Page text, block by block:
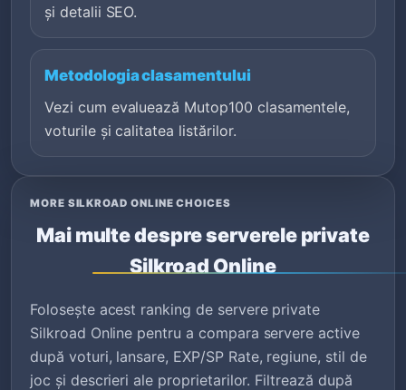
și detalii SEO.
Metodologia clasamentului
Vezi cum evaluează Mutop100 clasamentele,
voturile și calitatea listărilor.
MORE SILKROAD ONLINE CHOICES
Mai multe despre serverele private
Silkroad Online
Folosește acest ranking de servere private
Silkroad Online pentru a compara servere active
după voturi, lansare, EXP/SP Rate, regiune, stil de
joc și descrieri ale proprietarilor. Filtrează după